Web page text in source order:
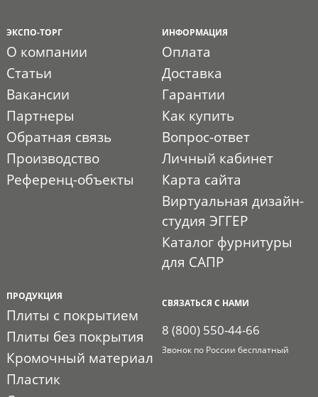
ЭКСПО-ТОРГ
О компании
Статьи
Вакансии
Партнеры
Обратная связь
Производство
Референц-объекты
ИНФОРМАЦИЯ
Оплата
Доставка
Гарантии
Как купить
Вопрос-ответ
Личный кабинет
Карта сайта
Виртуальная дизайн-
студия ЭГГЕР
Каталог фурнитуры
для САПР
ПРОДУКЦИЯ
Плиты с покрытием
Плиты без покрытия
Кромочный материал
Пластик
СВЯЗАТЬСЯ С НАМИ
8 (800) 550-44-66
Звонок по России бесплатный